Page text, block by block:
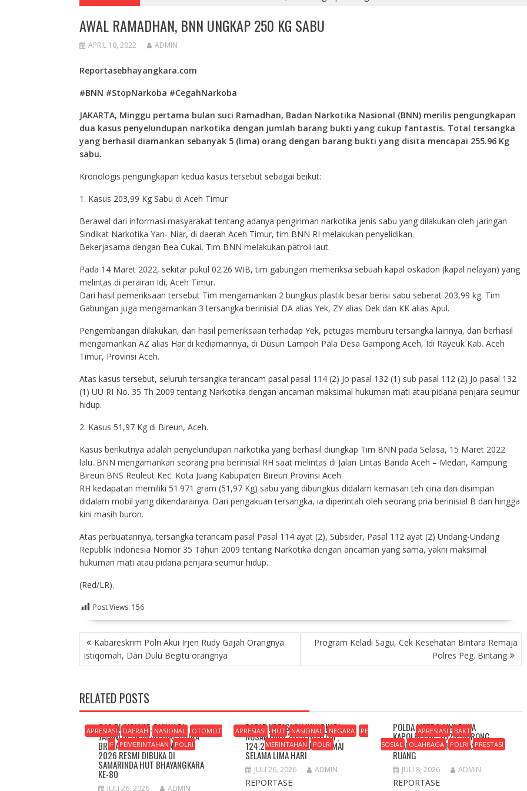
AWAL RAMADHAN, BNN UNGKAP 250 KG SABU
APRIL 10, 2022 ADMIN
Reportasebhayangkara.com
#BNN #StopNarkoba #CegahNarkoba
JAKARTA, Minggu pertama bulan suci Ramadhan, Badan Narkotika Nasional (BNN) merilis pengungkapan
dua kasus penyelundupan narkotika dengan jumlah barang bukti yang cukup fantastis. Total tersangka
yang berhasil diamankan sebanyak 5 (lima) orang dengan barang bukti yang disita mencapai 255.96 Kg
sabu.
Kronologis pengungkapan kedua kasus tersebut sebagai beikut:
1. Kasus 203,99 Kg Sabu di Aceh Timur
Berawal dari informasi masyarakat tentang adanya pengiriman narkotika jenis sabu yang dilakukan oleh jaringan
Sindikat Narkotika Yan- Niar, di daerah Aceh Timur, tim BNN RI melakukan penyelidikan.
Bekerjasama dengan Bea Cukai, Tim BNN melakukan patroli laut.
Pada 14 Maret 2022, sekitar pukul 02.26 WIB, tim gabungan memeriksa sebuah kapal oskadon (kapal nelayan) yang
melintas di perairan Idi, Aceh Timur.
Dari hasil pemeriksaan tersebut Tim mengamankan 2 bungkus plastik besar berisi sabu seberat 203,99 kg. Tim
Gabungan juga mengamankan 3 tersangka berinisial DA alias Yek, ZY alias Dek dan KK alias Apul.
Pengembangan dilakukan, dari hasil pemeriksaan terhadap Yek, petugas memburu tersangka lainnya, dan berhasil
mengamankan AZ alias Har di kediamannya, di Dusun Lampoh Pala Desa Gampong Aceh, Idi Rayeuk Kab. Aceh
Timur, Provinsi Aceh.
Atas kasus tersebut, seluruh tersangka terancam pasal pasal 114 (2) Jo pasal 132 (1) sub pasal 112 (2) Jo pasal 132
(1) UU RI No. 35 Th 2009 tentang Narkotika dengan ancaman maksimal hukuman mati atau pidana penjara seumur
hidup.
2. Kasus 51,97 Kg di Bireun, Aceh.
Kasus berikutnya adalah penyelundupan narkotika yang berhasil diungkap Tim BNN pada Selasa, 15 Maret 2022
lalu. BNN mengamankan seorang pria berinisial RH saat melintas di Jalan Lintas Banda Aceh – Medan, Kampung
Bireun BNS Reuleut Kec. Kota Juang Kabupaten Bireun Provinsi Aceh
RH kedapatan memiliki 51.971 gram (51,97 Kg) sabu yang dibungkus didalam kemasan teh cina dan disimpan
didalam mobil yang dikendarainya. Dari pengakuan tersangka, ia diperintah oleh seorang pria berinisial B dan hingga
kini masih buron.
Atas perbuatannya, tersangka terancam pasal Pasal 114 ayat (2), Subsider, Pasal 112 ayat (2) Undang-Undang
Republik Indonesia Nomor 35 Tahun 2009 tentang Narkotika dengan ancaman yang sama, yakni maksimal
hukuman mati atau pidana penjara seumur hidup.
(Red/LR).
Post Views: 156
NAVIGASI
POSKabareskrim Polri Akui Irjen Rudy Gajah Orangnya
Istiqomah, Dari Dulu Begitu orangnya
Program Keladi Sagu, Cek Kesehatan Bintara Remaja
Polres Peg. Bintang
RELATED POSTS
APRESIASI DAERAH NASIONAL
OTOMOT
IF
PEMERINTAHAN POLRI
GAS DI SIRKUIT, BUKAN DI
JALAN! OPEN DRAG BIKE DHIRA
BRATA CUP CHAMPIONSHIP
2026 RESMI DIBUKA DI
SAMARINDA HUT BHAYANGKARA
KE-80
JULI 26, 2026 ADMIN
APRESIASI HUT NASIONAL NEGARA
PE
MERINTAHAN
POLRI
BAZAR KREASI BHAYANGKARI
NUSANTARA 2026 DITUTUP,
124.276 PENGUNJUNG RAMAI
SELAMA LIMA HARI
JULI 26, 2026 ADMIN
REPORTASE
APRESIASI
BAKTI
SOSIAL
OLAHRAGA POLRI PRESTASI
POLDA METRO JAYA BUKA
KAPOLRI CUP 2026, DORONG
ANAK MUDA BERPRESTASI DI
RUANG
JULI 8, 2026 ADMIN
REPORTASE